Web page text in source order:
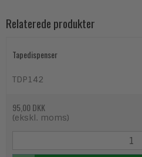
Relaterede produkter
Tapedispenser
TDP142
95,00 DKK
(ekskl. moms)